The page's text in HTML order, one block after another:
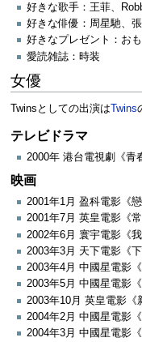
好きな歌手：王菲、
好きな俳優：周星馳、
好きなプレゼント：お
愛読雑誌：時装
女優
Twinsとしての出演は Twins
テレビドラマ
2000年 港台電視劇《青
映画
2001年1月 盈科電影《
2001年7月 英皇電影《
2002年6月 寰宇電影《
2003年3月 天下電影《
2003年4月 中國星電影
2003年5月 中國星電影
2003年10月 英皇電影
2004年2月 中國星電影
2004年3月 中國星電影